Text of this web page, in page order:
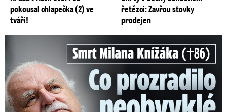
pokousal chlapečka (2) ve
tváři!
řetězci: Zavřou stovky
prodejen
Smrt Milana Knížáka (†86): Co prozradilo neobvyklé parte?